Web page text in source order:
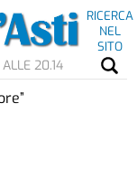
RICERCA
NEL
SITO
20.14